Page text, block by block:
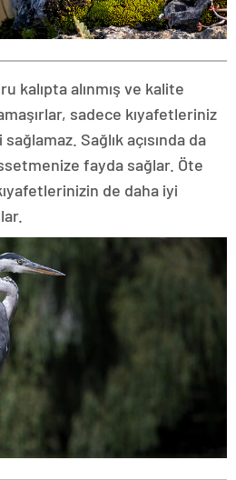
kalıpta alınmış ve kalite
sadece kıyafetleriniz
Sağlık açısında da
fayda sağlar. Öte
de daha iyi